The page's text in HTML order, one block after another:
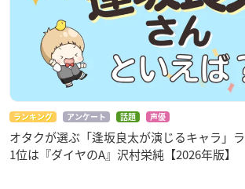
ランキング アンケート 話題 声優
オタクが選ぶ「逢坂良太が演じるキャラ」
1位は『ダイヤのA』沢村栄純【2026年版】